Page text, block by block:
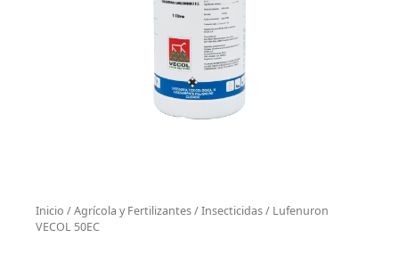
Inicio /Agrícola y Fertilizantes/Insecticidas/ Lufenuron
VECOL 50EC